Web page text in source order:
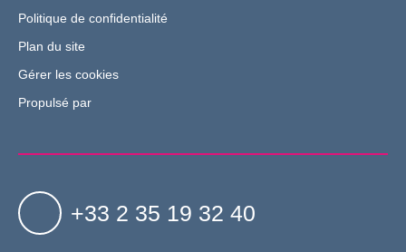
Politique de confidentialité
Plan du site
Gérer les cookies
Propulsé par
+33 2 35 19 32 40